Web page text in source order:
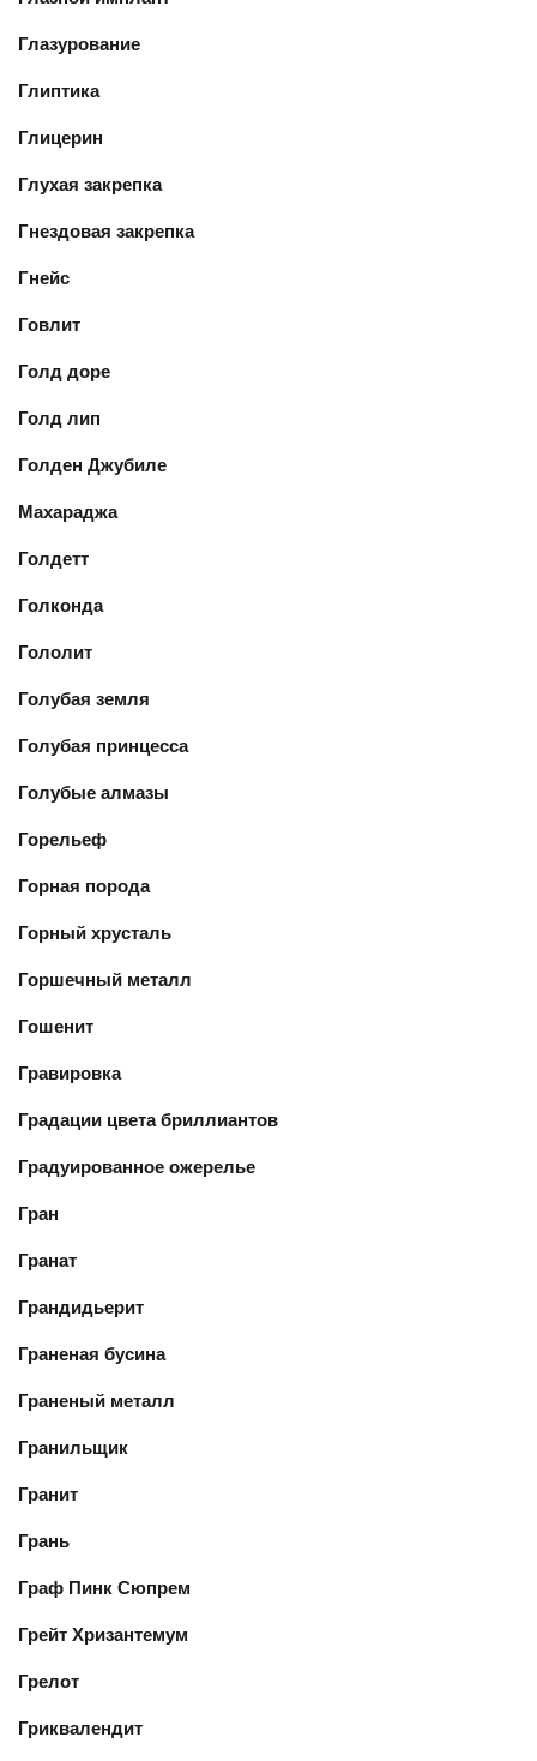
Глазурование
Глиптика
Глицерин
Глухая закрепка
Гнездовая закрепка
Гнейс
Говлит
Голд доре
Голд лип
Голден Джубиле
Махараджа
Голдетт
Голконда
Гололит
Голубая земля
Голубая принцесса
Голубые алмазы
Горельеф
Горная порода
Горный хрусталь
Горшечный металл
Гошенит
Гравировка
Градации цвета бриллиантов
Градуированное ожерелье
Гран
Гранат
Грандидьерит
Граненая бусина
Граненый металл
Гранильщик
Гранит
Грань
Граф Пинк Сюпрем
Грейт Хризантемум
Грелот
Гриквалендит